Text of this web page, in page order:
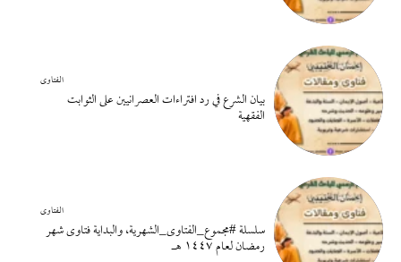
الفتاوى
بيان الشرع في رد افتراءات العصرانيين على الثوابت
الفقهية
الفتاوى
سلسلة #مجموع_الفتاوى_الشهرية، والبداية فتاوى شهر
رمضان لعام ١٤٤٧ هـ